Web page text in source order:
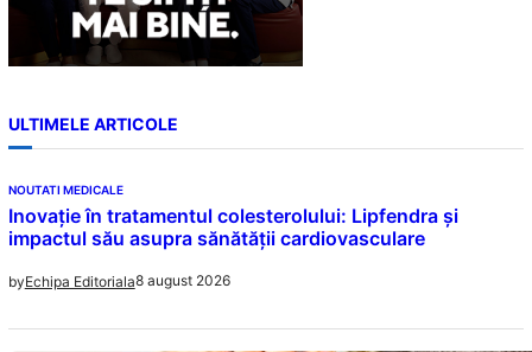
ULTIMELE ARTICOLE
NOUTATI MEDICALE
Inovație în tratamentul colesterolului: Lipfendra și
impactul său asupra sănătății cardiovasculare
byEchipa Editoriala8 august 2026